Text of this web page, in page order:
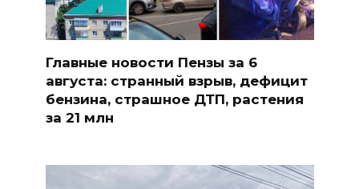
Главные новости Пензы за 6
августа: странный взрыв, дефицит
бензина, страшное ДТП, растения
за 21 млн